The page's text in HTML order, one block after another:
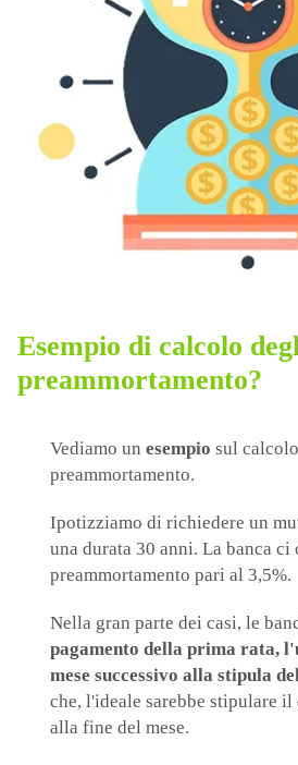
Esempio di calcolo
preammortamento?
Vediamo un esempio sul
preammortamento.
Ipotizziamo di richiedere un
una durata 30 anni. La banca
preammortamento pari al 3,5%.
Nella gran parte dei casi, le
pagamento della prima rata,
mese successivo alla stipula
che, l'ideale sarebbe stipulare
alla fine del mese.